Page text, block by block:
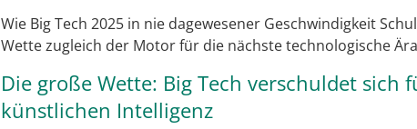
Wie Big Tech 2025 in nie dagewesener Geschwindigkeit
Wette zugleich der Motor für die nächste technologische
Die große Wette: Big Tech verschuldet sich
künstlichen Intelligenz